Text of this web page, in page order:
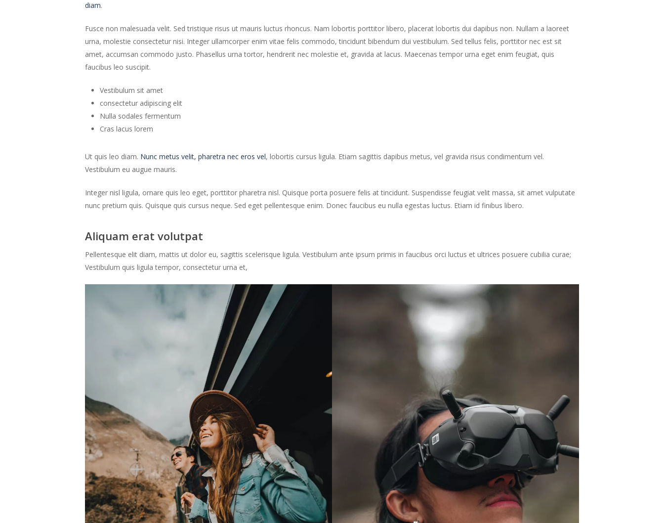
diam.
Fusce non malesuada velit. Sed tristique risus ut mauris luctus rhoncus. Nam lobortis porttitor libero, placerat lobortis dui dapibus non. Nullam a laoreet
urna, molestie consectetur nisi. Integer ullamcorper enim vitae felis commodo, tincidunt bibendum dui vestibulum. Sed tellus felis, porttitor nec est sit
amet, accumsan commodo justo. Phasellus urna tortor, hendrerit nec molestie et, gravida at lacus. Maecenas tempor urna eget enim feugiat, quis
faucibus leo suscipit.
Vestibulum sit amet
consectetur adipiscing elit
Nulla sodales fermentum
Cras lacus lorem
Ut quis leo diam. Nunc metus velit, pharetra nec eros vel, lobortis cursus ligula. Etiam sagittis dapibus metus, vel gravida risus condimentum vel.
Vestibulum eu augue mauris.
Integer nisl ligula, ornare quis leo eget, porttitor pharetra nisl. Quisque porta posuere felis at tincidunt. Suspendisse feugiat velit massa, sit amet vulputate
nunc pretium quis. Quisque quis cursus neque. Sed eget pellentesque enim. Donec faucibus eu nulla egestas luctus. Etiam id finibus libero.
Aliquam erat volutpat
Pellentesque elit diam, mattis ut dolor eu, sagittis scelerisque ligula. Vestibulum ante ipsum primis in faucibus orci luctus et ultrices posuere cubilia curae;
Vestibulum quis ligula tempor, consectetur urna et,